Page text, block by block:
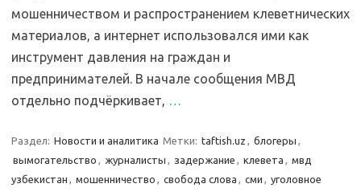
мошенничеством и распространением клеветнических
материалов, а интернет использовался ими как
инструмент давления на граждан и
предпринимателей. В начале сообщения МВД
отдельно подчёркивает, …
Раздел: Новости и аналитика Метки: taftish.uz , блогеры ,
вымогательство , журналисты , задержание , клевета , мвд
узбекистан , мошенничество , свобода слова , сми , уголовное